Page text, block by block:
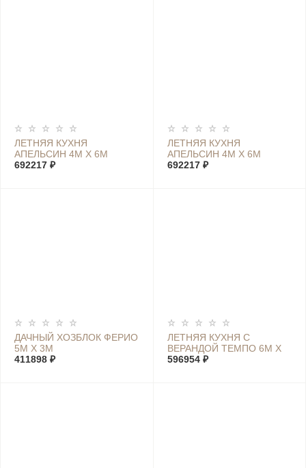
ЛЕТНЯЯ КУХНЯ
АПЕЛЬСИН 4М Х 6М
692217 ₽
ЛЕТНЯЯ КУХНЯ
АПЕЛЬСИН 4М Х 6М
692217 ₽
ДАЧНЫЙ ХОЗБЛОК ФЕРИО
5М Х 3М
411898 ₽
ЛЕТНЯЯ КУХНЯ С
ВЕРАНДОЙ ТЕМПО 6М Х
6М
596954 ₽